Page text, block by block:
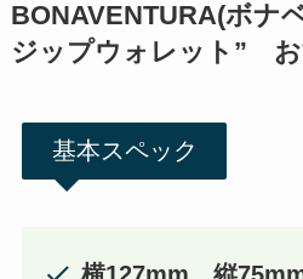
BONAVENTURA(ボナ
ジップウォレット”
基本スペック